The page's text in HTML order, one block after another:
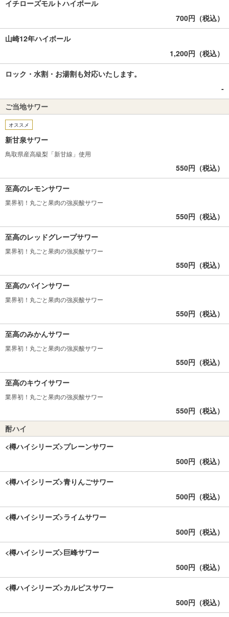
イチローズモルトハイボール
700円（税込）
山崎12年ハイボール
1,200円（税込）
ロック・水割・お湯割も対応いたします。
‐
ご当地サワー
オススメ
新甘泉サワー
鳥取県産高級梨「新甘線」使用
550円（税込）
至高のレモンサワー
業界初！丸ごと果肉の強炭酸サワー
550円（税込）
至高のレッドグレープサワー
業界初！丸ごと果肉の強炭酸サワー
550円（税込）
至高のパインサワー
業界初！丸ごと果肉の強炭酸サワー
550円（税込）
至高のみかんサワー
業界初！丸ごと果肉の強炭酸サワー
550円（税込）
至高のキウイサワー
業界初！丸ごと果肉の強炭酸サワー
550円（税込）
酎ハイ
<樽ハイシリーズ>プレーンサワー
500円（税込）
<樽ハイシリーズ>青りんごサワー
500円（税込）
<樽ハイシリーズ>ライムサワー
500円（税込）
<樽ハイシリーズ>巨峰サワー
500円（税込）
<樽ハイシリーズ>カルピスサワー
500円（税込）